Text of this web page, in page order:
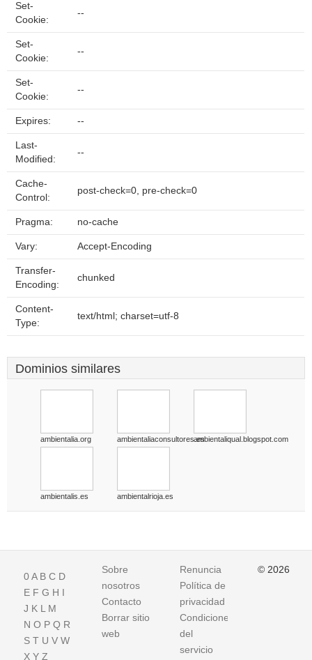
Set-
Cookie:
--
Set-
Cookie:
--
Set-
Cookie:
--
Expires: --
Last-
Modified:
--
Cache-
Control:
post-check=0, pre-check=0
Pragma: no-cache
Vary: Accept-Encoding
Transfer-
Encoding:
chunked
Content-
Type:
text/html; charset=utf-8
Dominios similares
ambientalia.org ambientaliaconsultores.esambientaliqual.blogspot.com
ambientalis.es ambientalrioja.es
0A B C D
E F G H I
J K L M
N O P Q R
S T U V W
X Y Z
Sobre
nosotros
Contacto
Borrar sitio
web
Renuncia
Política de
privacidad
Condiciones
del
servicio
© 2026